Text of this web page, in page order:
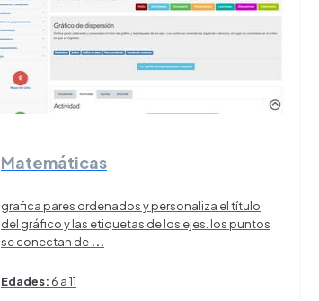
Matemáticas
grafica pares ordenados y personaliza el título
del gráfico y las etiquetas de los ejes. los puntos
se conectan de ...
Edades: 6 a 11